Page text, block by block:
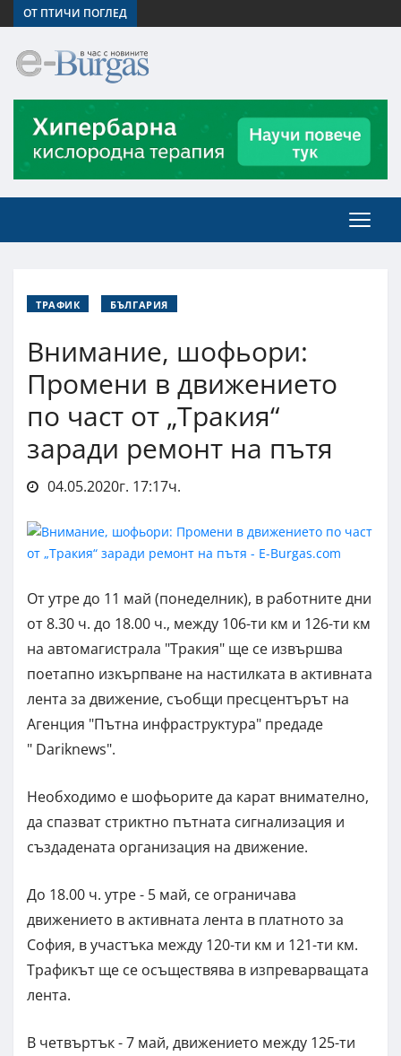
ОТ ПТИЧИ ПОГЛЕД
ТРАФИК БЪЛГАРИЯ
Внимание, шофьори:
Промени в движението
по част от „Тракия“
заради ремонт на пътя
04.05.2020г. 17:17ч.
От утре до 11 май (понеделник), в работните дни
от 8.30 ч. до 18.00 ч., между 106-ти км и 126-ти км
на автомагистрала "Тракия" ще се извършва
поетапно изкърпване на настилката в активната
лента за движение, съобщи пресцентърът на
Агенция "Пътна инфраструктура" предаде
" Dariknews".
Необходимо е шофьорите да карат внимателно,
да спазват стриктно пътната сигнализация и
създадената организация на движение.
До 18.00 ч. утре - 5 май, се ограничава
движението в активната лента в платното за
София, в участъка между 120-ти км и 121-ти км.
Трафикът ще се осъществява в изпреварващата
лента.
В четвъртък - 7 май, движението между 125-ти